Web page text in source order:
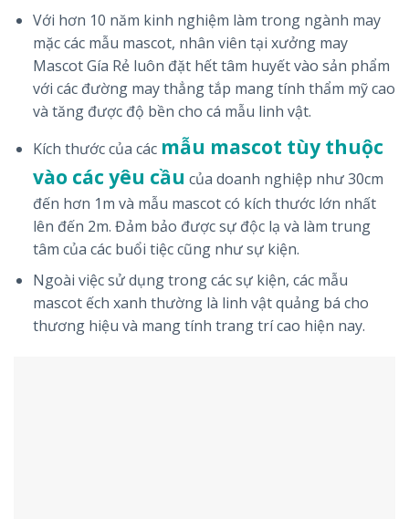
Với hơn 10 năm kinh nghiệm làm trong ngành may
mặc các mẫu mascot, nhân viên tại xưởng may
Mascot Gía Rẻ luôn đặt hết tâm huyết vào sản phẩm
với các đường may thẳng tắp mang tính thẩm mỹ cao
và tăng được độ bền cho cá mẫu linh vật.
Kích thước của các mẫu mascot tùy thuộc
vào các yêu cầu của doanh nghiệp như 30cm
đến hơn 1m và mẫu mascot có kích thước lớn nhất
lên đến 2m. Đảm bảo được sự độc lạ và làm trung
tâm của các buổi tiệc cũng như sự kiện.
Ngoài việc sử dụng trong các sự kiện, các mẫu
mascot ếch xanh thường là linh vật quảng bá cho
thương hiệu và mang tính trang trí cao hiện nay.